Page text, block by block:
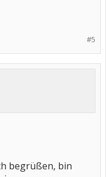
#5
begrüßen, bin